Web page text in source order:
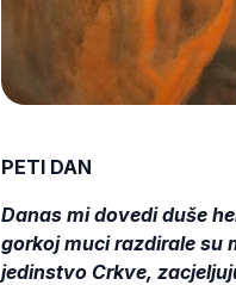
PETI DAN
Danas mi dovedi duše
gorkoj muci razdirale su
jedinstvo Crkve,